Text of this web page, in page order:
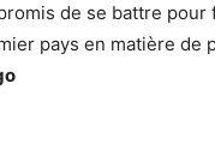
de se battre pour
pays en matière de